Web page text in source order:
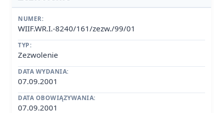
NUMER:
WIIF.WR.I.-8240/161/zezw./99/01
TYP:
Zezwolenie
DATA WYDANIA:
07.09.2001
DATA OBOWIĄZYWANIA:
07.09.2001